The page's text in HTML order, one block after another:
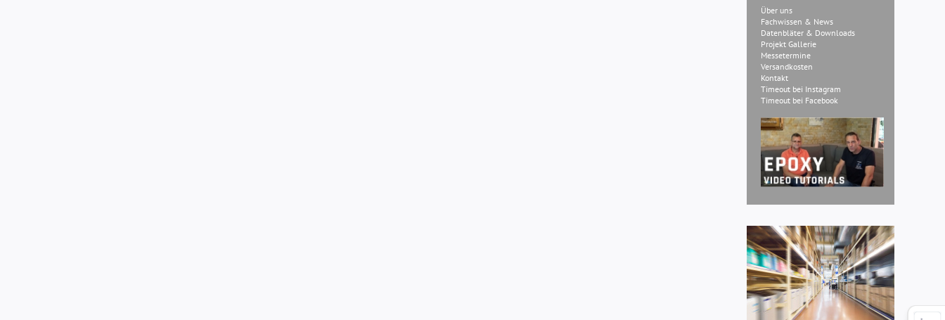
Über uns
Fachwissen & News
Datenbläter & Downloads
Projekt Gallerie
Messetermine
Versandkosten
Kontakt
Timeout bei Instagram
Timeout bei Facebook